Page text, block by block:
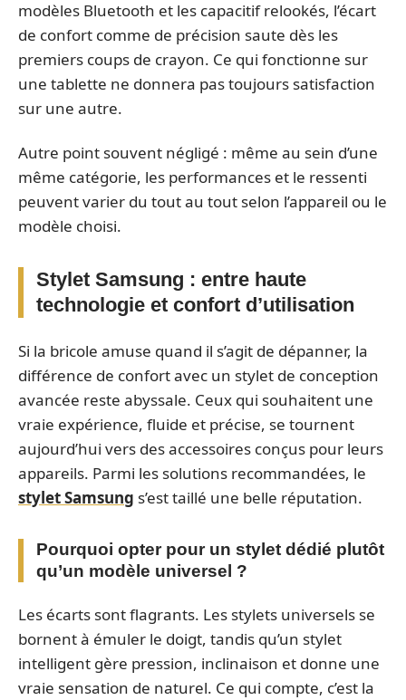
modèles Bluetooth et les capacitif relookés, l’écart
de confort comme de précision saute dès les
premiers coups de crayon. Ce qui fonctionne sur
une tablette ne donnera pas toujours satisfaction
sur une autre.
Autre point souvent négligé : même au sein d’une
même catégorie, les performances et le ressenti
peuvent varier du tout au tout selon l’appareil ou le
modèle choisi.
Stylet Samsung : entre haute
technologie et confort d’utilisation
Si la bricole amuse quand il s’agit de dépanner, la
différence de confort avec un stylet de conception
avancée reste abyssale. Ceux qui souhaitent une
vraie expérience, fluide et précise, se tournent
aujourd’hui vers des accessoires conçus pour leurs
appareils. Parmi les solutions recommandées, le
stylet Samsung s’est taillé une belle réputation.
Pourquoi opter pour un stylet dédié plutôt
qu’un modèle universel ?
Les écarts sont flagrants. Les stylets universels se
bornent à émuler le doigt, tandis qu’un stylet
intelligent gère pression, inclinaison et donne une
vraie sensation de naturel. Ce qui compte, c’est la